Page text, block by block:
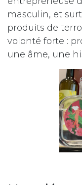
masculin, et
produits de
volonté forte :
une âme, une